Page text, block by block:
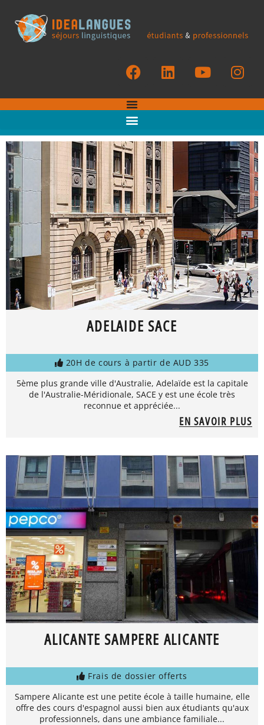
ADELAIDE SACE
20H de cours à partir de AUD 335
5ème plus grande ville d'Australie, Adelaïde est la capitale
de l'Australie-Méridionale, SACE y est une école très
reconnue et appréciée...
EN SAVOIR PLUS
ALICANTE SAMPERE ALICANTE
Frais de dossier offerts
Sampere Alicante est une petite école à taille humaine, elle
offre des cours d'espagnol aussi bien aux étudiants qu'aux
professionnels, dans une ambiance familiale...